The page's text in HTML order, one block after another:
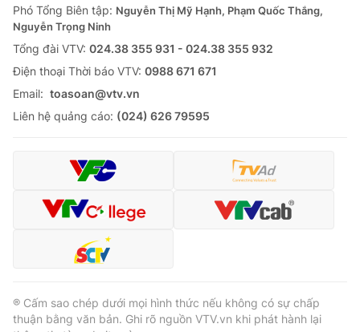
Thị trường
Tư vấn
Lịch phát sóng
Chuyên mục khác
Emagazine Podcast
Video Shorts video
VTV Money
VTV Sức khoẻ Bất động sản
Phó Tổng Biên tập: Nguyễn Thị Mỹ Hạnh, Phạm Quốc Thắng,
Nguyễn Trọng Ninh
Tổng đài VTV: 024.38 355 931 - 024.38 355 932
Ðiện thoại Thời báo VTV: 0988 671 671
Email: toasoan@vtv.vn
Liên hệ quảng cáo: (024) 626 79595
® Cấm sao chép dưới mọi hình thức nếu không có sự chấp
thuận bằng văn bản. Ghi rõ nguồn VTV.vn khi phát hành lại